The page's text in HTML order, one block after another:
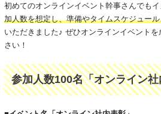
初めてのオンラインイベント幹事さんでもイ
加人数を想定し、準備やタイムスケジュー
いただきました♪ ぜひオンラインイベント
さい！
参加人数100名「オンライン